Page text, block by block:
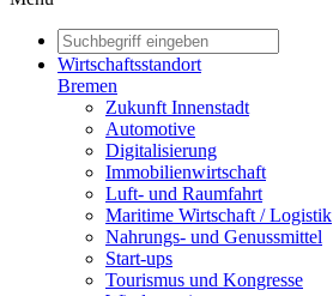
Wirtschaftsstandort
Bremen
Zukunft Innenstadt
Automotive
Digitalisierung
Immobilienwirtschaft
Luft- und Raumfahrt
Maritime Wirtschaft / Logistik
Nahrungs- und Genussmittel
Start-ups
Tourismus und Kongresse